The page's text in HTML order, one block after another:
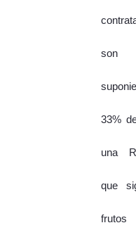
son
33%
una
que
frutos